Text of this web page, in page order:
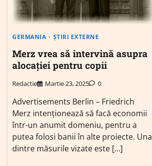
GERMANIA ȘTIRI EXTERNE
Merz vrea să intervină asupra
alocației pentru copii
Redactie Martie 23, 2025 0
Advertisements Berlin – Friedrich
Merz intenționează să facă economii
într-un anumit domeniu, pentru a
putea folosi banii în alte proiecte. Una
dintre măsurile vizate este […]